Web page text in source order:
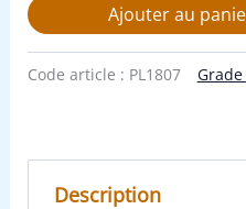
Ajouter au
Code article : PL1807
Description